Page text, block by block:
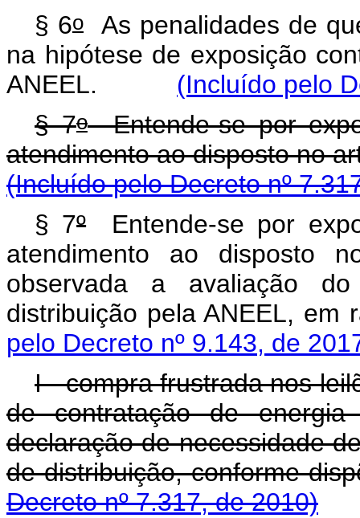
§ 6o As penalidades de
na hipótese de exposição
ANEEL. (Incluído pelo
§ 7oEntende-se por
atendimento ao disposto no
(Incluído pelo Decreto nº
§ 7ºEntende-se por
atendimento ao
observada a avaliação
distribuição pela ANEEL, em
pelo Decreto nº 9.143, de
I - compra frustrada nos
de contratação de
declaração de necessidade
de distribuição,
Decreto nº 7.317, de 2010)